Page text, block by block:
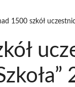
1500 szkół